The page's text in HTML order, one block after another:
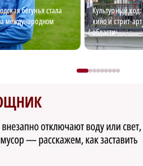
бегунья стала
международном
Культурный
кино и стрит-
области